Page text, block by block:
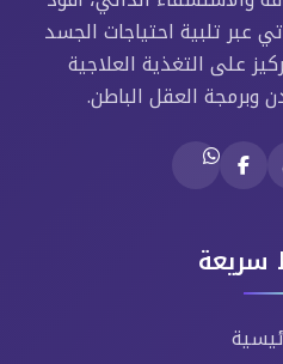
عبر تلبية احتياجات الجسد
على التغذية العلاجية
وبرمجة العقل الباطن.
سريعة